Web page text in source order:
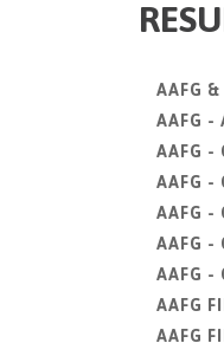
AAFG
AAFG -
AAFG -
AAFG -
AAFG -
AAFG -
AAFG -
AAFG
AAFG